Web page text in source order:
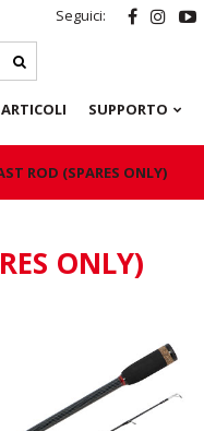
Seguici:
ARTICOLI SUPPORTO
ROD (SPARES ONLY)
ONLY)